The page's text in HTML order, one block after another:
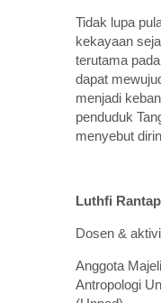
Tidak lupa
kekayaan
terutama
dapat
menjadi
penduduk
menyebut
Luthfi
Dosen &
Anggota
Antropologi